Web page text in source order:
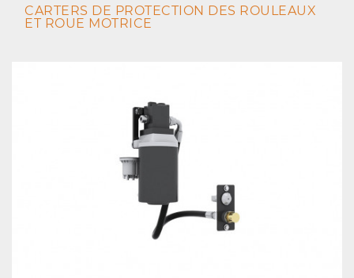
CARTERS DE PROTECTION DES ROULEAUX
ET ROUE MOTRICE